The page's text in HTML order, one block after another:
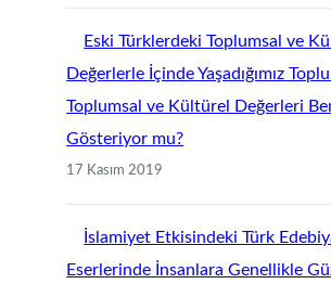
Eski Türklerdeki Toplumsal ve
Değerlerle İçinde Yaşadığımız
Toplumsal ve Kültürel Değerleri
Gösteriyor mu?
17 Kasım 2019
İslamiyet Etkisindeki Türk
Eserlerinde İnsanlara Genellikle